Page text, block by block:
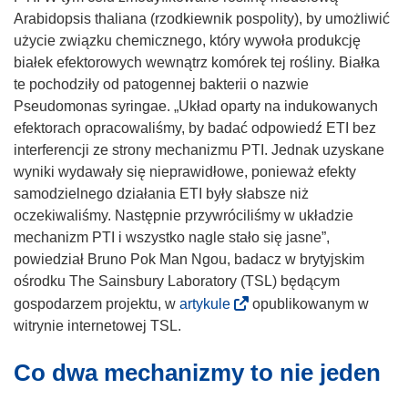
Arabidopsis thaliana (rzodkiewnik pospolity), by umożliwić
użycie związku chemicznego, który wywoła produkcję
białek efektorowych wewnątrz komórek tej rośliny. Białka
te pochodziły od patogennej bakterii o nazwie
Pseudomonas syringae. „Układ oparty na indukowanych
efektorach opracowaliśmy, by badać odpowiedź ETI bez
interferencji ze strony mechanizmu PTI. Jednak uzyskane
wyniki wydawały się nieprawidłowe, ponieważ efekty
samodzielnego działania ETI były słabsze niż
oczekiwaliśmy. Następnie przywróciliśmy w układzie
mechanizm PTI i wszystko nagle stało się jasne”,
powiedział Bruno Pok Man Ngou, badacz w brytyjskim
ośrodku The Sainsbury Laboratory (TSL) będącym
gospodarzem projektu, w artykule(
n
o
opublikowanym w
witrynie internetowej TSL.
Co dwa mechanizmy to nie jeden